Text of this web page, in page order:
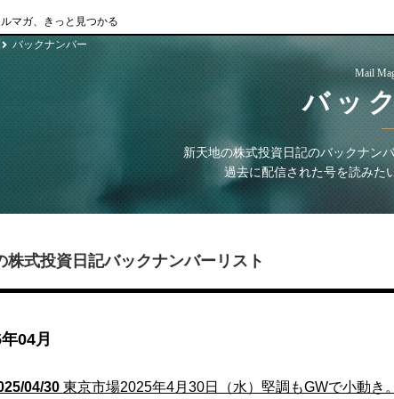
マガ、きっと見つかる
バックナンバー
Mail
バッ
新天地の株式投資日記のバックナン
過去に配信された号を読みた
株式投資日記バックナンバーリスト
04月
04/30 東京市場2025年4月30日（水）堅調もGWで小動き